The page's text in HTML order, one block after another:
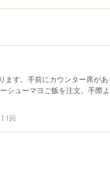
ます。手前にカウンター席が
シューマヨご飯を注文。手際
1回